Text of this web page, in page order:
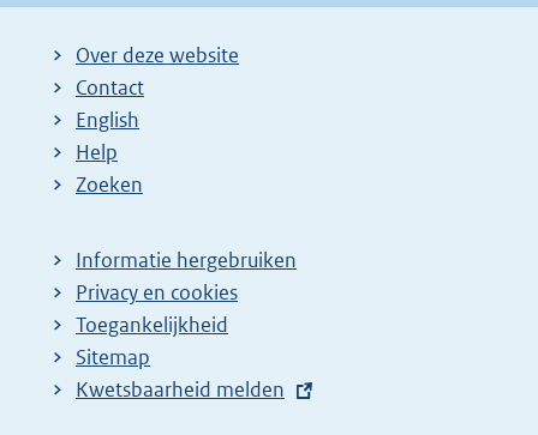
Over deze website
Contact
English
Help
Zoeken
Informatie hergebruiken
Privacy en cookies
Toegankelijkheid
Sitemap
E
Kwetsbaarheid melden